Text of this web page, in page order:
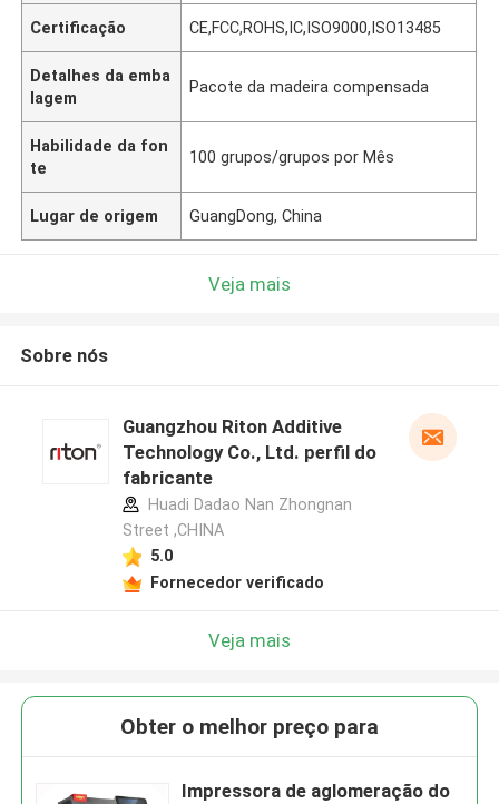
Certificação CE,FCC,ROHS,IC,ISO9000,ISO13485
Detalhes da emba
lagem
Pacote da madeira compensada
Habilidade da fon
te
100 grupos/grupos por Mês
Lugar de origem GuangDong, China
Veja mais
Sobre nós
Guangzhou Riton Additive
Technology Co., Ltd. perfil do
fabricante
Huadi Dadao Nan Zhongnan
Street ,CHINA
5.0
Fornecedor verificado
Veja mais
Obter o melhor preço para
Impressora de aglomeração do